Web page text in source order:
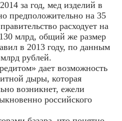
за год, мед изделий в
предположительно на 35
расходует на
млрд, общий же размер
в 2013 году, по данным
рублей.
дает возможность
дыры, которая
возникнет, ежели
российского